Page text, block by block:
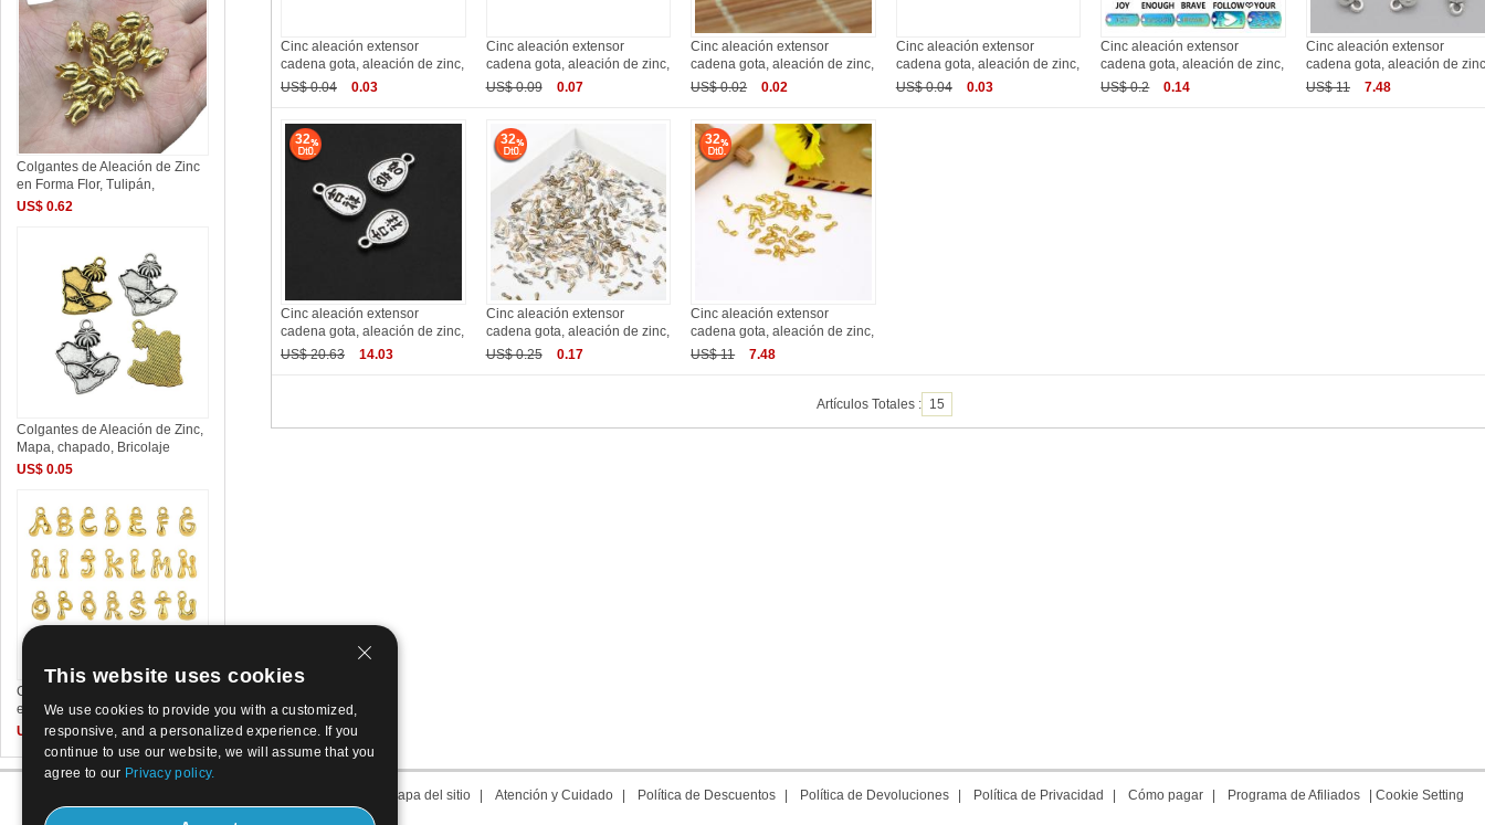
Cinc aleación extensor
cadena gota, aleación de zinc,
US$ 0.04
0.03
Cinc aleación extensor
cadena gota, aleación de zinc,
US$ 0.09
0.07
Cinc aleación extensor
cadena gota, aleación de zinc,
US$ 0.02
0.02
Cinc aleación extensor
cadena gota, aleación de zinc,
US$ 0.04
0.03
Cinc aleación extensor
cadena gota, aleación de zinc,
US$ 0.2
0.14
Cinc aleación extensor
cadena gota, aleación de
US$ 11
7.48
32
Cinc aleación extensor
cadena gota, aleación de zinc,
US$ 20.63
14.03
32
Cinc aleación extensor
cadena gota, aleación de zinc,
US$ 0.25
0.17
32
Cinc aleación extensor
cadena gota, aleación de zinc,
US$ 11
7.48
Artículos Totales : 15
Colgantes de Aleación de Zinc
en Forma Flor, Tulipán,
US$ 0.62
Colgantes de Aleación de Zinc,
Mapa, chapado, Bricolaje
US$ 0.05
Colgantes de Aleación de Zinc
en Forma Alfabeto, Carta
US$ 0.19
Mapa del sitio Atención y Cuidado Política de Descuentos Política de Devoluciones Política de Privacidad Cómo pagar Programa de Afiliados Cookie Setting
This website uses cookies
We use cookies to provide you with a customized,
responsive, and a personalized experience. If you
continue to use our website, we will assume that you
agree to our Privacy policy.